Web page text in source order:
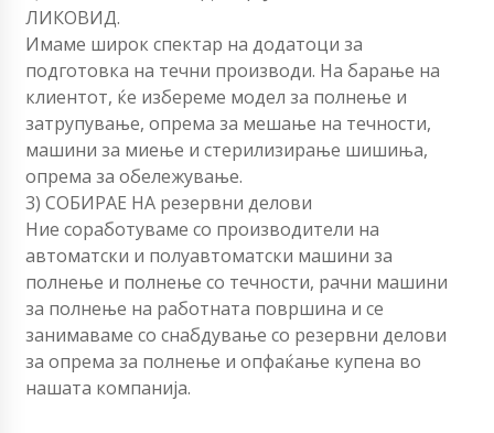
ЛИКОВИД.
Имаме широк спектар на додатоци за
подготовка на течни производи. На барање на
клиентот, ќе избереме модел за полнење и
затрупување, опрема за мешање на течности,
машини за миење и стерилизирање шишиња,
опрема за обележување.
3) СОБИРАЕ НА резервни делови
Ние соработуваме со производители на
автоматски и полуавтоматски машини за
полнење и полнење со течности, рачни машини
за полнење на работната површина и се
занимаваме со снабдување со резервни делови
за опрема за полнење и опфаќање купена во
нашата компанија.